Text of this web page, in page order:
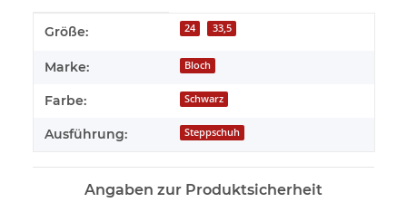
Produkteigenschaft
Wert
Größe: 24 33,5
Marke: Bloch
Farbe: Schwarz
Ausführung: Steppschuh
Angaben zur Produktsicherheit